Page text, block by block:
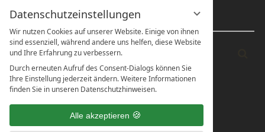
Datenschutzeinstellungen
Wir nutzen Cookies auf unserer Website. Einige von ihnen
sind essenziell, während andere uns helfen, diese Website
und Ihre Erfahrung zu verbessern.
Durch erneuten Aufruf des Consent-Dialogs können Sie
Ihre Einstellung jederzeit ändern. Weitere Informationen
finden Sie in unseren Datenschutzhinweisen.
Alle akzeptieren
Suche & Social Media
Suchbegriff